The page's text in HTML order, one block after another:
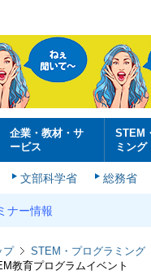
企業・教材・サ
ービス
STEM
ミング
文部科学省 総務省
ナー情報
プ STEM・プログラミング
教育プログラムイベント